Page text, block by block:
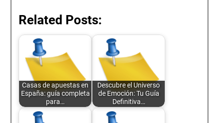
Related Posts:
Casas de apuestas en
España: guía completa
para…
Descubre el Universo
de Emoción: Tu Guía
Definitiva…